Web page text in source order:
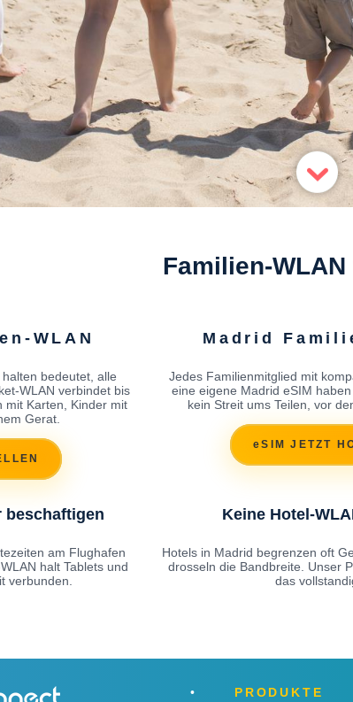
Familien-
WLAN
bedeutet, alle
WLAN verbindet bis
mit Karten, Kinder mit
Gerat.
Madrid
Jedes Familienmitglied mit
eine eigene Madrid eSIM haben
kein Streit ums Teilen, vor
eSIM JETZT
beschaftigen
am Flughafen
halt Tablets und
verbunden.
Keine Hotel-
Hotels in Madrid begrenzen oft
drosseln die Bandbreite. Unser
das
PRODUKTE